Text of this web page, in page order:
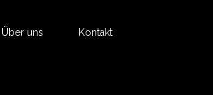
Über uns Kontakt